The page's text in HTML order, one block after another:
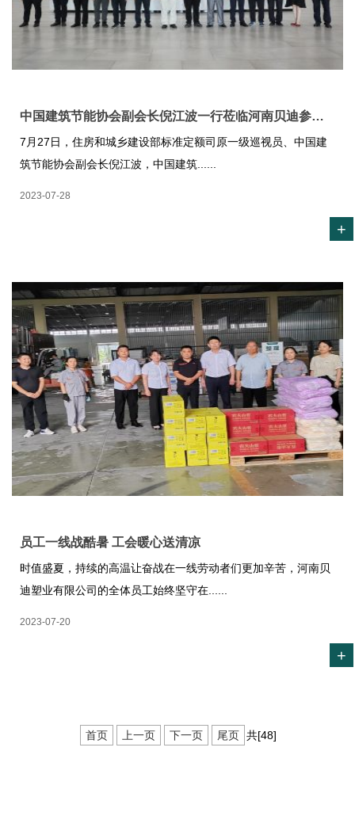
中国建筑节能协会副会长倪江波一行莅临河南贝迪参观调研！
7月27日，住房和城乡建设部标准定额司原一级巡视员、中国建
筑节能协会副会长倪江波，中国建筑......
2023-07-28
+
员工一线战酷暑 工会暖心送清凉
时值盛夏，持续的高温让奋战在一线劳动者们更加辛苦，河南贝
迪塑业有限公司的全体员工始终坚守在......
2023-07-20
+
首页 上一页 下一页 尾页 共[48]